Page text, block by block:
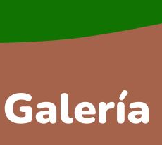
Galería